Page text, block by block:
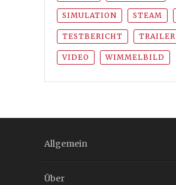
SIMULATION STEAM
TESTBERICHT TRAILER
VIDEO WIMMELBILD
Allgemein
Über